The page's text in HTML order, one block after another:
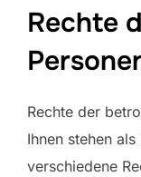
Rechte
Rechte der
Ihnen stehen
verschiedene